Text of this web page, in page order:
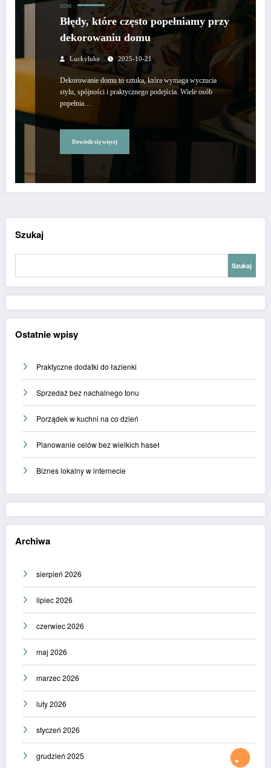
DOM
Błędy, które często popełniamy przy
dekorowaniu domu
Luckyluke 2025-10-21
Dekorowanie domu to sztuka, która wymaga wyczucia
stylu, spójności i praktycznego podejścia. Wiele osób
popełnia…
Dowiedz się więcej
Szukaj
Szukaj
Ostatnie wpisy
Praktyczne dodatki do łazienki
Sprzedaż bez nachalnego tonu
Porządek w kuchni na co dzień
Planowanie celów bez wielkich haseł
Biznes lokalny w internecie
Archiwa
sierpień 2026
lipiec 2026
czerwiec 2026
maj 2026
marzec 2026
luty 2026
styczeń 2026
grudzień 2025